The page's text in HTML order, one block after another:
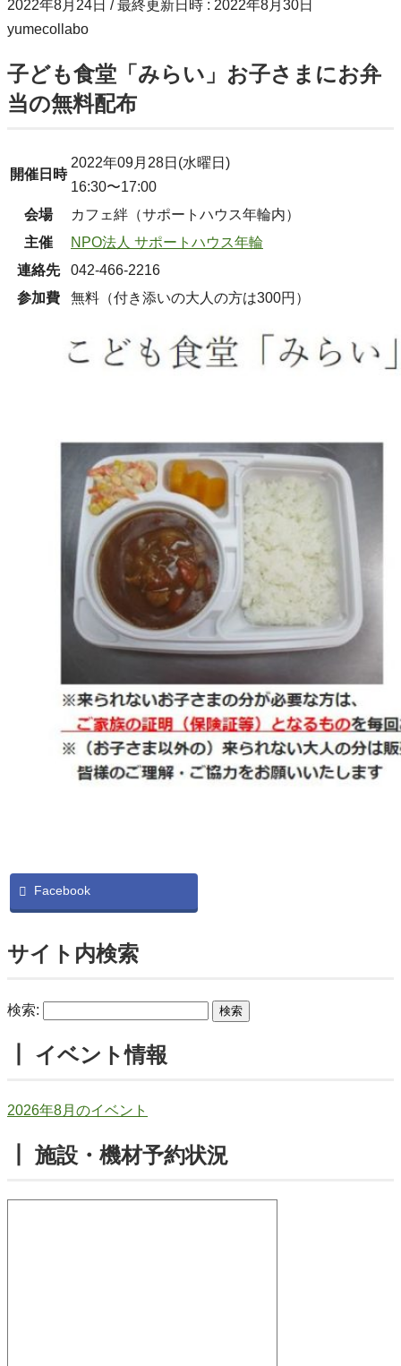
2022年8月24日 / 最終更新日時 : 2022年8月30日
yumecollabo
子ども食堂「みらい」お子さまにお弁
当の無料配布
開催日時
2022年09月28日(水曜日)
16:30〜17:00
会場
カフェ絆（サポートハウス年輪内）
主催
NPO法人 サポートハウス年輪
連絡先
042-466-2216
参加費
無料（付き添いの大人の方は300円）
Facebook
サイト内検索
検索:
┃ イベント情報
2026年8月のイベント
┃ 施設・機材予約状況